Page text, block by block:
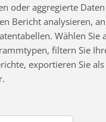
oder aggregierte
Bericht analysieren,
Wählen Sie
filtern Sie
exportieren Sie